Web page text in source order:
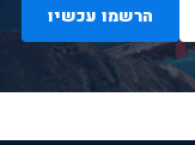
הרשמו עכשיו